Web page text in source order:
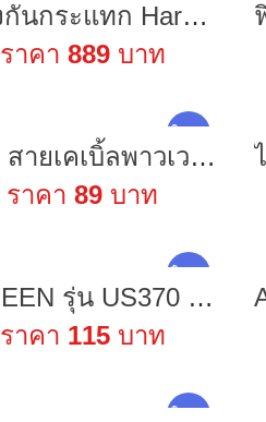
กล่องกันกระแทก Hardcase กระเป๋ากันกระแทก Shockproof bag กระเป๋าหิ้ว ใส่กล้อง เครื่องมือช่าง วิทยาศาสตร์ เก็บของ Tool Box
ราคา 889บาท
Xiulo สายเคเบิ้ลพาวเวอร์พร้อมตัวล็อค D - Tap / Dc Port แบบพกพาทนทานสําหรับ Bmcc Atomos
ราคา 89 บาท
UGREEN รุ่น US370 สายต่อปริ้นเตอร์ USB C to USB Type B 2.0 Printer Cable 3FT Printer Scanner Cord
ราคา 115บาท